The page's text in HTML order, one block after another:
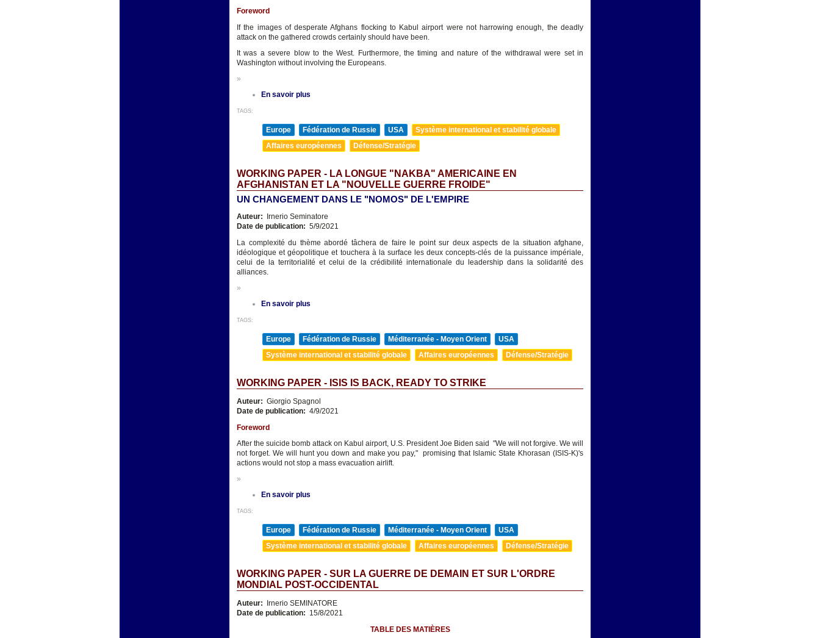
Foreword
If the images of desperate Afghans flocking to Kabul airport were not harrowing enough, the deadly
attack on the gathered crowds certainly should have been.
It was a severe blow to the West. Furthermore, the timing and nature of the withdrawal were set in
Washington without involving the Europeans.
»
En savoir plus
TAGS:
Europe Fédération de Russie USA
Système international et stabilité globale
Affaires européennes
Défense/Stratégie
WORKING PAPER - LA LONGUE "NAKBA" AMERICAINE EN
AFGHANISTAN ET LA "NOUVELLE GUERRE FROIDE"
UN CHANGEMENT DANS LE "NOMOS" DE L'EMPIRE
Auteur:
Irnerio Seminatore
Date de publication: 5/9/2021
La complexité du thème abordé tâchera de faire le point sur deux aspects de la situation afghane,
idéologique et géopolitique et touchera à la surface les deux concepts-clés de la puissance impériale,
celui de la territorialité et celui de la crédibilité internationale du leadership dans la solidarité des
alliances.
»
En savoir plus
TAGS:
Europe Fédération de Russie Méditerranée - Moyen Orient
USA
Système international et stabilité globale
Affaires européennes Défense/Stratégie
WORKING PAPER - ISIS IS BACK, READY TO STRIKE
Auteur: Giorgio Spagnol
Date de publication: 4/9/2021
Foreword
After the suicide bomb attack on Kabul airport, U.S. President Joe Biden said "We will not forgive. We will
not forget. We will hunt you down and make you pay," promising that Islamic State Khorasan (ISIS-K)'s
actions would not stop a mass evacuation airlift.
»
En savoir plus
TAGS:
Europe Fédération de Russie Méditerranée - Moyen Orient
USA
Système international et stabilité globale
Affaires européennes Défense/Stratégie
WORKING PAPER - SUR LA GUERRE DE DEMAIN ET SUR L'ORDRE
MONDIAL POST-OCCIDENTAL
Auteur:
Irnerio SEMINATORE
Date de publication: 15/8/2021
TABLE DES MATIÈRES